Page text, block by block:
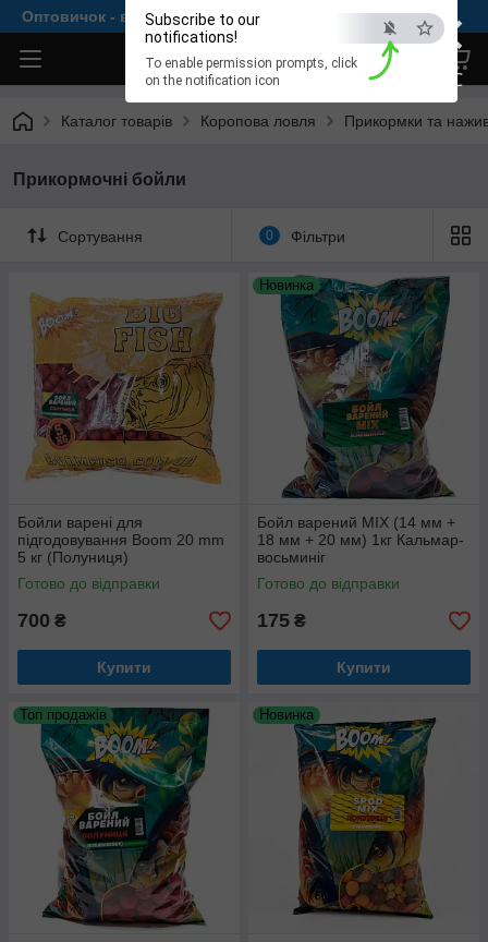
×
ESC
Subscribe to our
notifications!
To enable permission prompts, click
on the notification icon
Оптовичок - все для комфортної рибалки
Каталог товарів Коропова ловля Прикормки та
Прикормочні бойли
Сортування 0 Фільтри
Бойли варені для
підгодовування Boom 20 mm
5 кг (Полуниця)
Готово до відправки
700 ₴
Купити
Новинка
Бойл варений МІХ (14 мм +
18 мм + 20 мм) 1кг Кальмар-
восьминіг
Готово до відправки
175 ₴
Купити
Топ продажів Новинка